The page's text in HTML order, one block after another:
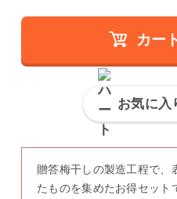
カー
お気に入
贈答梅干しの製造工程で、
たものを集めたお得セット